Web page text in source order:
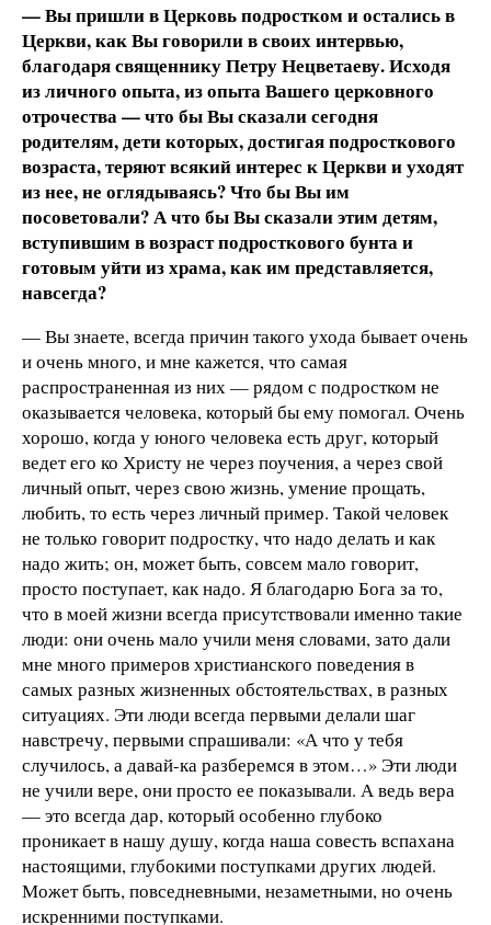
— Вы пришли в Церковь подростком и остались в
Церкви, как Вы говорили в своих интервью,
благодаря священнику Петру Нецветаеву. Исходя
из личного опыта, из опыта Вашего церковного
отрочества — что бы Вы сказали сегодня
родителям, дети которых, достигая подросткового
возраста, теряют всякий интерес к Церкви и уходят
из нее, не оглядываясь? Что бы Вы им
посоветовали? А что бы Вы сказали этим детям,
вступившим в возраст подросткового бунта и
готовым уйти из храма, как им представляется,
навсегда?
— Вы знаете, всегда причин такого ухода бывает очень
и очень много, и мне кажется, что самая
распространенная из них — рядом с подростком не
оказывается человека, который бы ему помогал. Очень
хорошо, когда у юного человека есть друг, который
ведет его ко Христу не через поучения, а через свой
личный опыт, через свою жизнь, умение прощать,
любить, то есть через личный пример. Такой человек
не только говорит подростку, что надо делать и как
надо жить; он, может быть, совсем мало говорит,
просто поступает, как надо. Я благодарю Бога за то,
что в моей жизни всегда присутствовали именно такие
люди: они очень мало учили меня словами, зато дали
мне много примеров христианского поведения в
самых разных жизненных обстоятельствах, в разных
ситуациях. Эти люди всегда первыми делали шаг
навстречу, первыми спрашивали: «А что у тебя
случилось, а давай-ка разберемся в этом…» Эти люди
не учили вере, они просто ее показывали. А ведь вера
— это всегда дар, который особенно глубоко
проникает в нашу душу, когда наша совесть вспахана
настоящими, глубокими поступками других людей.
Может быть, повседневными, незаметными, но очень
искренними поступками.